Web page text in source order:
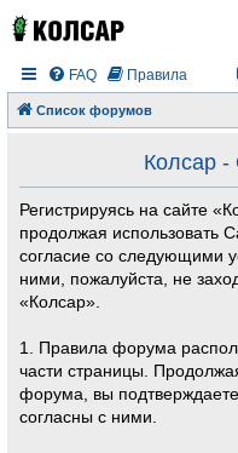
FAQ Правила
Список форумов
Колсар
Регистрируясь на сайте
продолжая использовать
согласие со следующими
ними, пожалуйста, не
«Колсар».
1. Правила форума
части страницы.
форума, вы
согласны с ними.